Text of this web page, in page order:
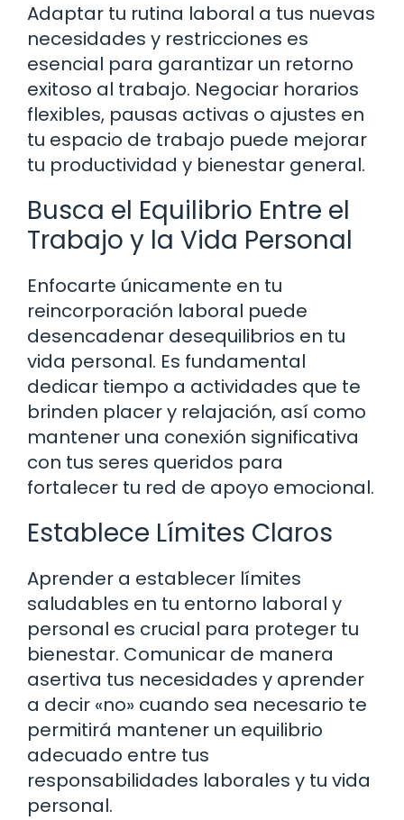
Adaptar tu rutina laboral a tus nuevas
necesidades y restricciones es
esencial para garantizar un retorno
exitoso al trabajo. Negociar horarios
flexibles, pausas activas o ajustes en
tu espacio de trabajo puede mejorar
tu productividad y bienestar general.
Busca el Equilibrio Entre el
Trabajo y la Vida Personal
Enfocarte únicamente en tu
reincorporación laboral puede
desencadenar desequilibrios en tu
vida personal. Es fundamental
dedicar tiempo a actividades que te
brinden placer y relajación, así como
mantener una conexión significativa
con tus seres queridos para
fortalecer tu red de apoyo emocional.
Establece Límites Claros
Aprender a establecer límites
saludables en tu entorno laboral y
personal es crucial para proteger tu
bienestar. Comunicar de manera
asertiva tus necesidades y aprender
a decir «no» cuando sea necesario te
permitirá mantener un equilibrio
adecuado entre tus
responsabilidades laborales y tu vida
personal.